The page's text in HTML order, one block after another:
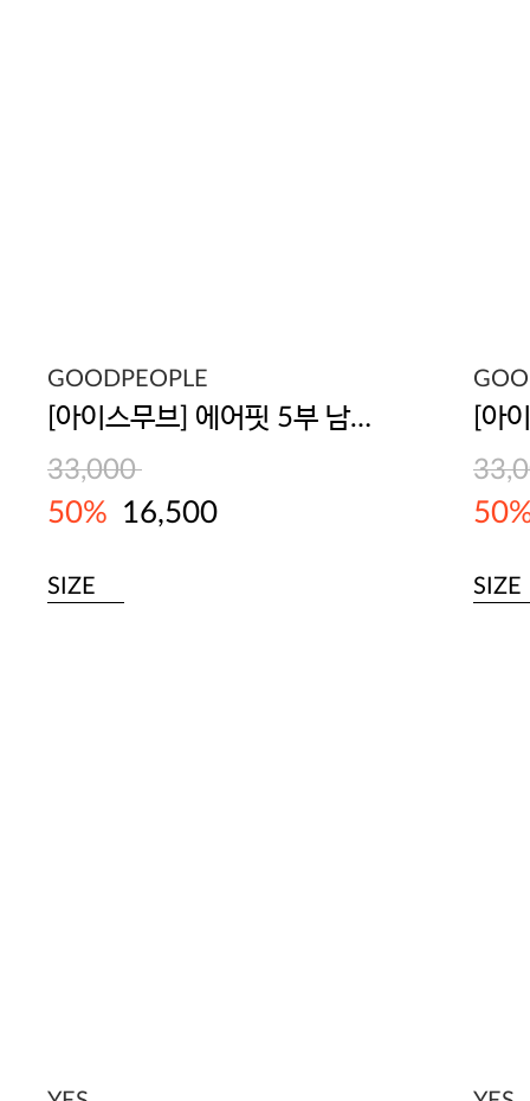
GOODPEOPLE
[아이스무브] 에어핏 5부 남성 숏팬츠
33,000
50% 16,500
SIZE SIZE